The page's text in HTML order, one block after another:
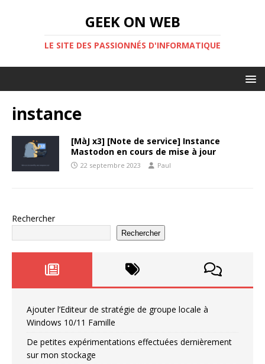
GEEK ON WEB
LE SITE DES PASSIONNÉS D'INFORMATIQUE
instance
[MàJ x3] [Note de service] Instance
Mastodon en cours de mise à jour
22 septembre 2023 Paul
Rechercher
Rechercher
Ajouter l’Editeur de stratégie de groupe locale à
Windows 10/11 Famille
De petites expérimentations effectuées dernièrement
sur mon stockage